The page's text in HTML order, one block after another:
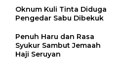
Oknum Kuli Tinta Diduga
Pengedar Sabu Dibekuk
Penuh Haru dan Rasa
Syukur Sambut Jemaah
Haji Seruyan